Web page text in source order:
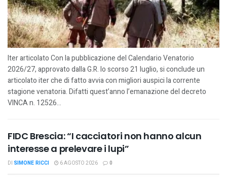
Iter articolato Con la pubblicazione del Calendario Venatorio
2026/27, approvato dalla G.R. lo scorso 21 luglio, si conclude un
articolato iter che di fatto avvia con migliori auspici la corrente
stagione venatoria. Difatti quest’anno l’emanazione del decreto
VINCA n. 12526...
FIDC Brescia: “I cacciatori non hanno alcun
interesse a prelevare i lupi”
DI SIMONE RICCI 6 AGOSTO 2026 0